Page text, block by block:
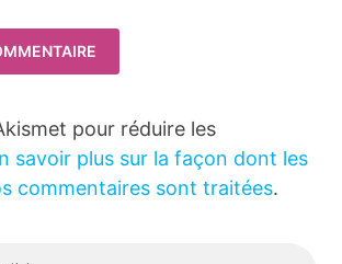
pour réduire les
savoir plus sur la façon dont les
commentaires sont traitées.